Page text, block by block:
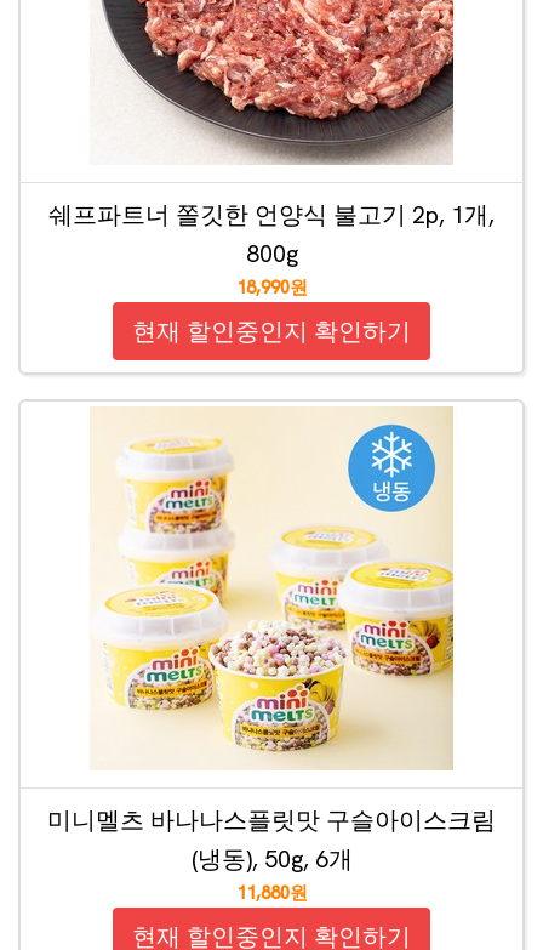
쉐프파트너 쫄깃한 언양식 불고기 2p, 1개,
800g
18,990원
현재 할인중인지 확인하기
미니멜츠 바나나스플릿맛 구슬아이스크림
(냉동), 50g, 6개
11,880원
현재 할인중인지 확인하기